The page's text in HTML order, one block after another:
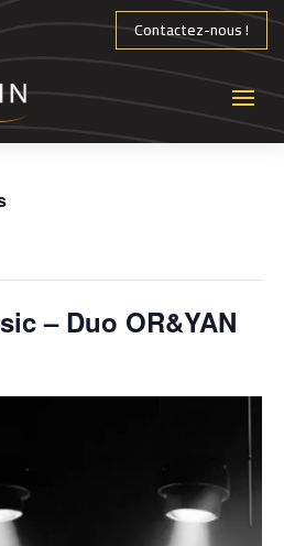
Contactez-nous !
– Duo OR&YAN